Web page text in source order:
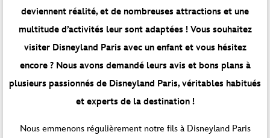
deviennent réalité, et de nombreuses attractions et une
multitude d’activités leur sont adaptées ! Vous souhaitez
visiter Disneyland Paris avec un enfant et vous hésitez
encore ? Nous avons demandé leurs avis et bons plans à
plusieurs passionnés de Disneyland Paris, véritables habitués
et experts de la destination !
Nous emmenons régulièrement notre fils à Disneyland Paris